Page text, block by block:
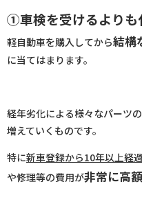
①車検を受けるよりも
軽自動車を購入してから結構
に当てはまります。
経年劣化による様々なパーツ
増えていくものです。
特に新車登録から10年以上経
や修理等の費用が非常に高額